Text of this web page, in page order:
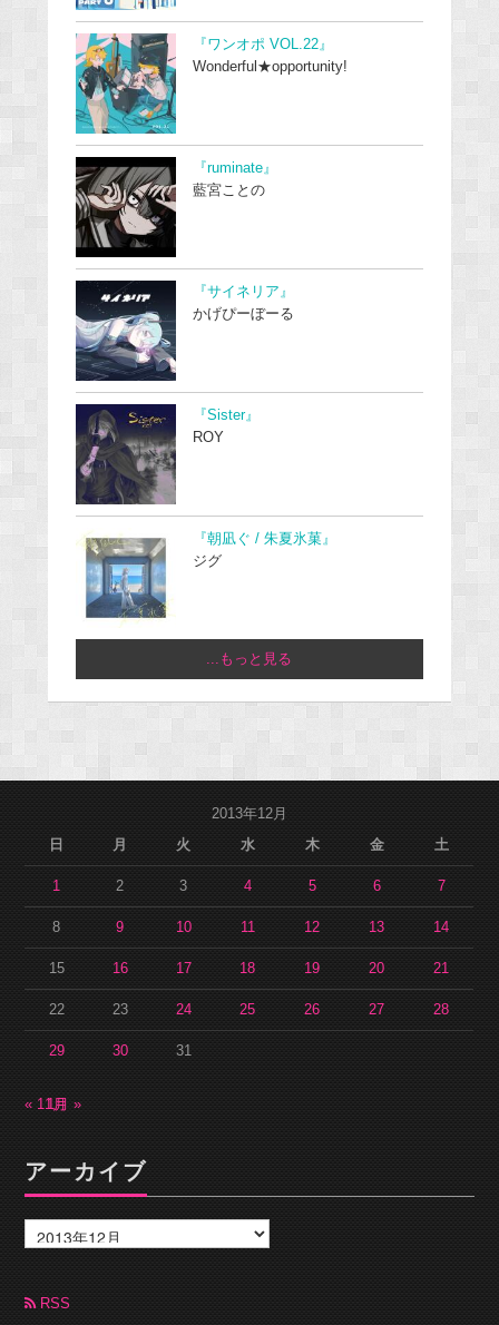
『ワンオポ VOL.22』
Wonderful★opportunity!
『ruminate』
藍宮ことの
『サイネリア』
かげぴーぼーる
『Sister』
ROY
『朝凪ぐ / 朱夏氷菓』
ジグ
...もっと見る
2013年12月
日
月 火 水 木 金 土
1 2 3 4 5 6 7
8 9 10 11 12 13 14
15 16 17 18 19 20 21
22 23 24 25 26 27 28
29 30 31
« 11月1月 »
アーカイブ
ー
カ
ブ RSS